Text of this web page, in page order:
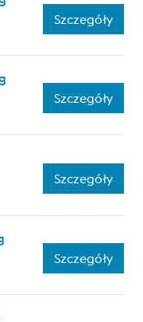
Szczegóły
Szczegóły
Szczegóły
Szczegóły